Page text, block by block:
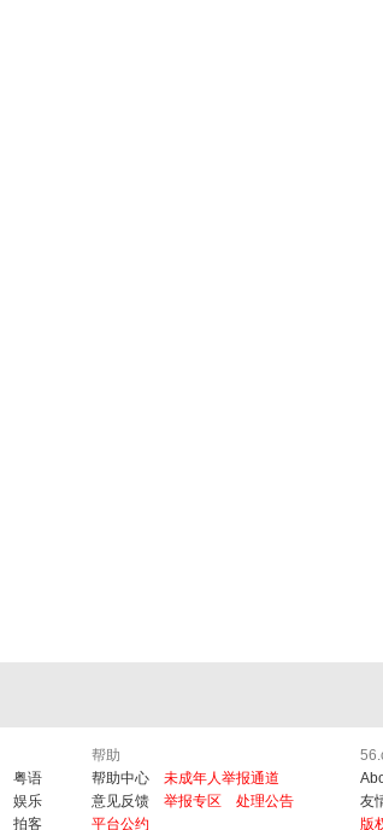
粤语
娱乐
拍客
帮助
帮助中心
未成年人举报通道
意见反馈
举报专区
处理公告
平台公约
友
版